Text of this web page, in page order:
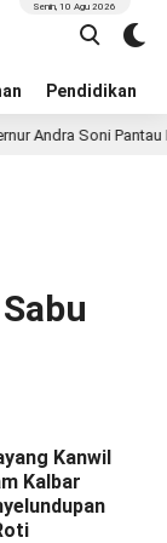
Pendidikan
Senin, 10 Agu 2026
Soni Pantau
Kanwil
Kalbar